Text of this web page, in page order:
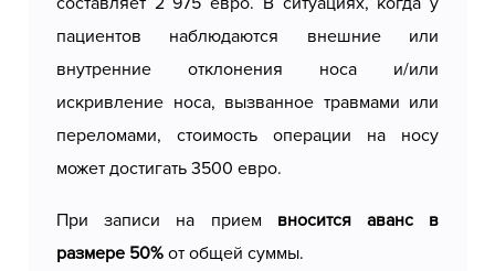
пациентов наблюдаются внешние или
внутренние отклонения носа и/или
искривление носа, вызванное травмами или
переломами, стоимость операции на носу
может достигать 3500 евро.
При записи на прием вносится аванс в
размере 50% от общей суммы.